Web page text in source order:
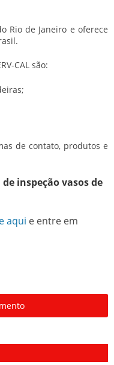
Rio de Janeiro e oferece
CAL são:
de contato, produtos e
inspeção vasos de
aqui e entre em